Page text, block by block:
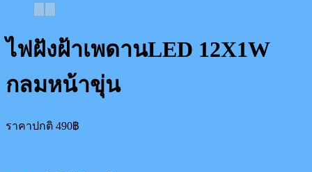
ไฟฝังฝ้าเพดานLED 12X1W
กลมหน้าขุ่น
ราคาปกติ 490฿